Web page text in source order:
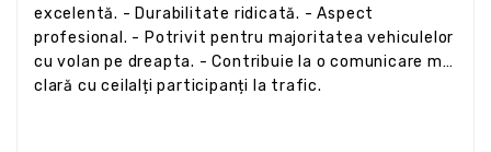
excelentă. - Durabilitate ridicată. - Aspect
profesional. - Potrivit pentru majoritatea vehiculelor
cu volan pe dreapta. - Contribuie la o comunicare mai
clară cu ceilalți participanți la trafic.